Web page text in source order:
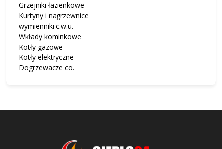
Grzejniki łazienkowe
Kurtyny i nagrzewnice
wymienniki c.w.u.
Wkłady kominkowe
Kotły gazowe
Kotły elektryczne
Dogrzewacze co.